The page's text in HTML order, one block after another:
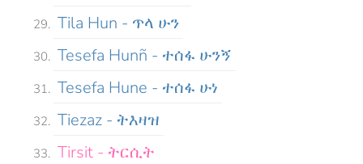
Tila Hun - ጥላ ሁን
Tesefa Hunñ - ተሰፋ ሁንኝ
Tesefa Hune - ተሰፋ ሁነ
Tiezaz - ትእዛዝ
Tirsit - ትርሲት